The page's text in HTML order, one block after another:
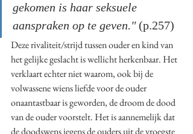
gekomen is haar seksuele
aanspraken op te geven." (p.257)
Deze rivaliteit/strijd tussen ouder en kind van
het gelijke geslacht is wellicht herkenbaar. Het
verklaart echter niet waarom, ook bij de
volwassene wiens liefde voor de ouder
onaantastbaar is geworden, de droom de dood
van de ouder voorstelt. Het is aannemelijk dat
de doodswens jegens de ouders uit de vroegste